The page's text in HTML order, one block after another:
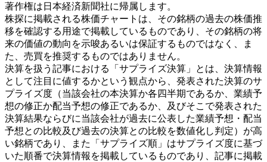
著作権は日本経済新聞社に帰属します。
株探に掲載される株価チャートは、その銘柄の過去の株価推
移を確認する用途で掲載しているものであり、その銘柄の将
来の価値の動向を示唆あるいは保証するものではなく、ま
た、売買を推奨するものではありません。
決算を扱う記事における「サプライズ決算」とは、決算情報
として注目に値するかという観点から、発表された決算のサ
プライズ度（当該会社の本決算か各四半期であるか、業績予
想の修正か配当予想の修正であるか、及びそこで発表された
決算結果ならびに当該会社が過去に公表した業績予想・配当
予想との比較及び過去の決算との比較を数値化し判定）が高
い銘柄であり、また「サプライズ順」はサプライズ度に基づ
いた順番で決算情報を掲載しているものであり、記事に掲載